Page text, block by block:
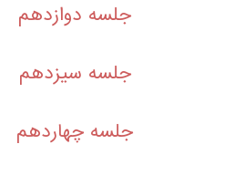
جلسه دوازدهم
جلسه سیزدهم
جلسه چهاردهم